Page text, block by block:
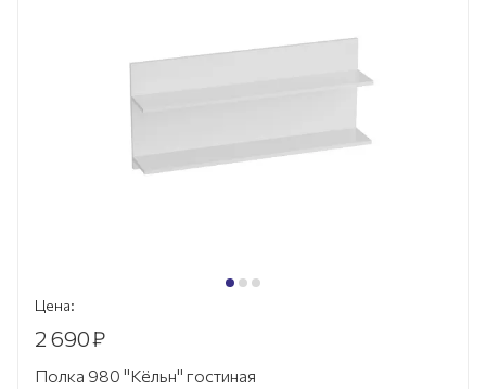
Цена:
2 690₽
Полка 980 "Кёльн" гостиная